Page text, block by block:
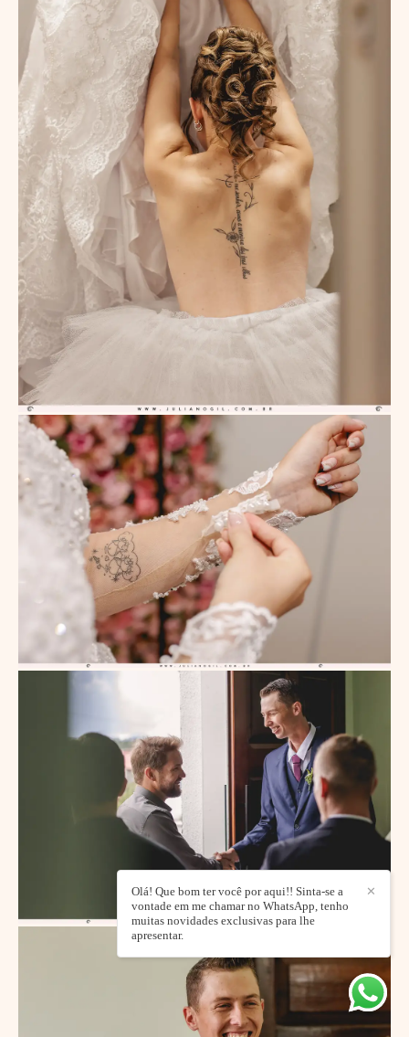
✕
Olá! Que bom ter você por aqui!! Sinta-se a
vontade em me chamar no WhatsApp, tenho
muitas novidades exclusivas para lhe
apresentar.